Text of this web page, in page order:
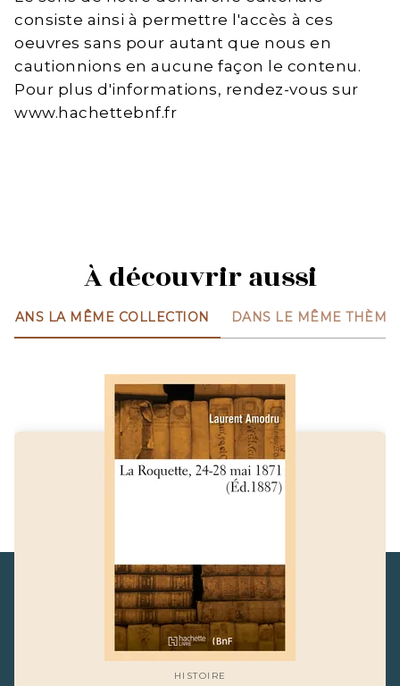
consiste ainsi à permettre l'accès à ces
oeuvres sans pour autant que nous en
cautionnions en aucune façon le contenu.
Pour plus d'informations, rendez-vous sur
www.hachettebnf.fr
À découvrir aussi
DANS LA MÊME COLLECTION DANS LE MÊME THÈME
HISTOIRE